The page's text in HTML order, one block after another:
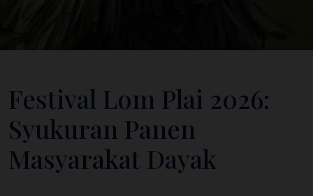
Festival Lom Plai 2026:
Syukuran Panen
Masyarakat Dayak